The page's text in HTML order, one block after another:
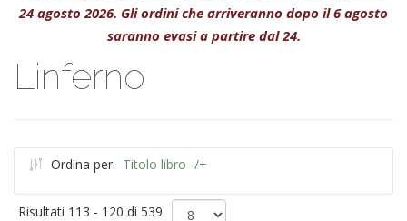
24 agosto 2026. Gli ordini che arriveranno dopo il 6 agosto
saranno evasi a partire dal 24.
Linferno
Ordina per: Titolo libro -/+
Risultati 113 - 120 di 539